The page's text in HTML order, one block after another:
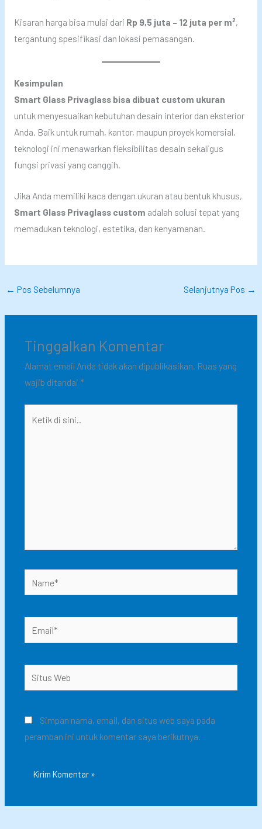
Kisaran harga bisa mulai dari Rp 9,5 juta – 12 juta per m²,
tergantung spesifikasi dan lokasi pemasangan.
Kesimpulan
Smart Glass Privaglass bisa dibuat custom ukuran
untuk menyesuaikan kebutuhan desain interior dan eksterior
Anda. Baik untuk rumah, kantor, maupun proyek komersial,
teknologi ini menawarkan fleksibilitas desain sekaligus
fungsi privasi yang canggih.
Jika Anda memiliki kaca dengan ukuran atau bentuk khusus,
Smart Glass Privaglass custom adalah solusi tepat yang
memadukan teknologi, estetika, dan kenyamanan.
← Pos Sebelumnya Selanjutnya Pos →
Tinggalkan Komentar
Alamat email Anda tidak akan dipublikasikan. Ruas yang
wajib ditandai *
Situs
Web
Simpan nama, email, dan situs web saya pada
peramban ini untuk komentar saya berikutnya.